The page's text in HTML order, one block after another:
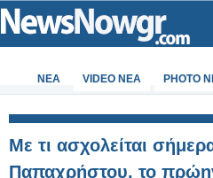
ΝΕΑ VIDEO NEA PHOTO
Με τι ασχολείται
Παπαχρήστου, το